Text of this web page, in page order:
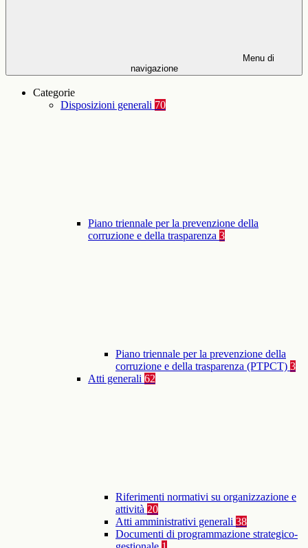
Menu di
navigazione
Categorie
Disposizioni generali 70
Piano triennale per la prevenzione della
corruzione e della trasparenza 3
Piano triennale per la prevenzione della
corruzione e della trasparenza (PTPCT) 3
Atti generali 62
Riferimenti normativi su organizzazione e
attività 20
Atti amministrativi generali 38
Documenti di programmazione strategico-